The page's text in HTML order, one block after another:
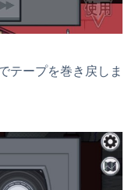
テープを巻き戻しま